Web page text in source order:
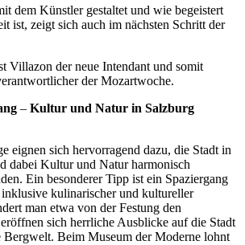
dem Künstler gestaltet und wie begeistert
ist, zeigt sich auch im nächsten Schritt der
Villazon der neue Intendant und somit
der Mozartwoche.
– Kultur und Natur in Salzburg
eignen sich hervorragend dazu, die Stadt in
dabei Kultur und Natur harmonisch
Ein besonderer Tipp ist ein Spaziergang
inklusive kulinarischer und kultureller
man etwa von der Festung den
sich herrliche Ausblicke auf die Stadt
Bergwelt. Beim Museum der Moderne lohnt